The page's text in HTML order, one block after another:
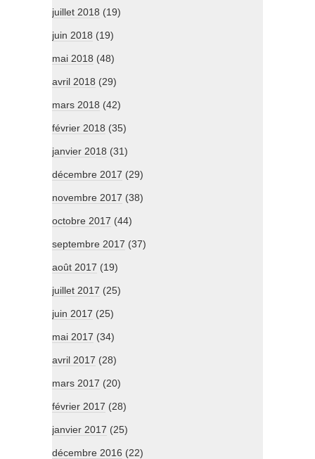
juillet 2018 (19)
juin 2018 (19)
mai 2018 (48)
avril 2018 (29)
mars 2018 (42)
février 2018 (35)
janvier 2018 (31)
décembre 2017 (29)
novembre 2017 (38)
octobre 2017 (44)
septembre 2017 (37)
août 2017 (19)
juillet 2017 (25)
juin 2017 (25)
mai 2017 (34)
avril 2017 (28)
mars 2017 (20)
février 2017 (28)
janvier 2017 (25)
décembre 2016 (22)